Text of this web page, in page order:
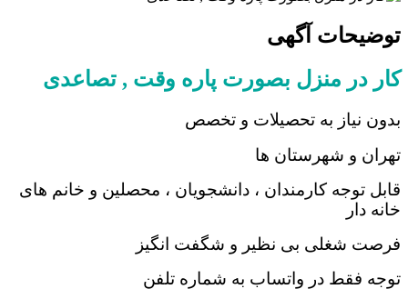
آگهی
منزل بصورت پاره وقت , تصاعدی
به تحصیلات و تخصص
شهرستان ها
کارمندان ، دانشجویان ، محصلین و خانم های
بی نظیر و شگفت انگیز
در واتساب به شماره تلفن